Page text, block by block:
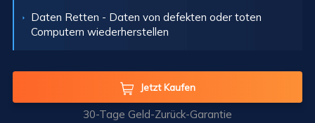
Daten Retten - Daten von defekten oder toten
Computern wiederherstellen
 Jetzt Kaufen
30-Tage Geld-Zurück-Garantie